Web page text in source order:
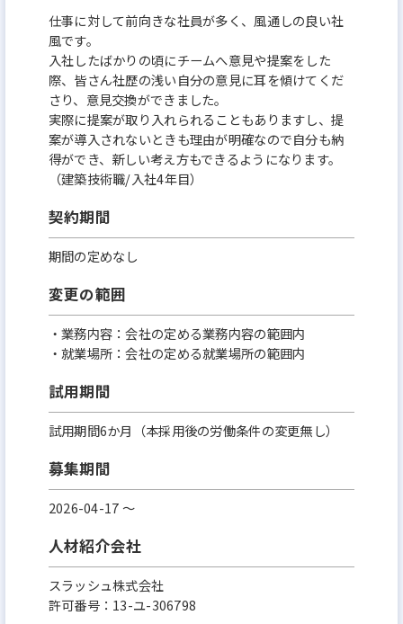
仕事に対して前向きな社員が多く、風通しの良い社
風です。
入社したばかりの頃にチームへ意見や提案をした
際、皆さん社歴の浅い自分の意見に耳を傾けてくだ
さり、意見交換ができました。
実際に提案が取り入れられることもありますし、提
案が導入されないときも理由が明確なので自分も納
得ができ、新しい考え方もできるようになります。
（建築技術職/入社4年目）
契約期間
期間の定めなし
変更の範囲
・業務内容：会社の定める業務内容の範囲内
・就業場所：会社の定める就業場所の範囲内
試用期間
試用期間6か月（本採用後の労働条件の変更無し）
募集期間
2026-04-17 〜
人材紹介会社
スラッシュ株式会社
許可番号：13-ユ-306798